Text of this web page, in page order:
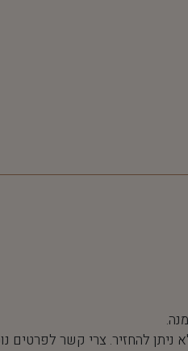
ניתן להחזיר. צרי קשר לפרטים